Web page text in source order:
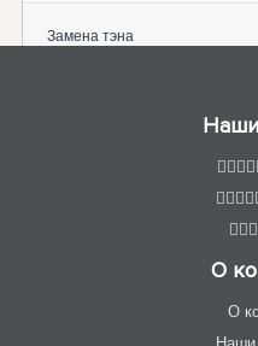
Замена тэна
О
О